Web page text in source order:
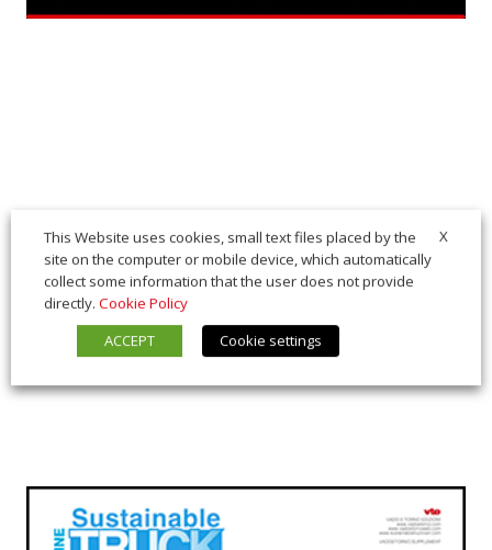
X
This Website uses cookies, small text files placed by the
site on the computer or mobile device, which automatically
collect some information that the user does not provide
directly. Cookie Policy
ACCEPT
Cookie settings